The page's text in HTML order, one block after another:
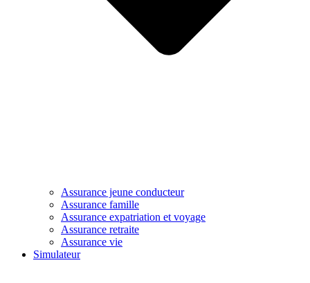
Assurance jeune conducteur
Assurance famille
Assurance expatriation et voyage
Assurance retraite
Assurance vie
Simulateur